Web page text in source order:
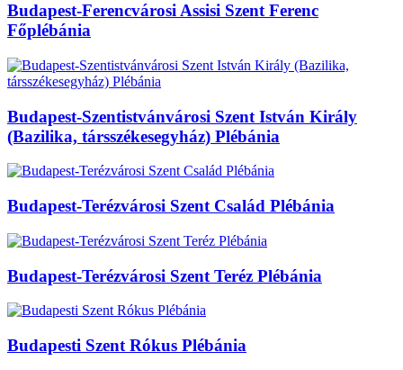
Budapest-Ferencvárosi Assisi Szent Ferenc
Főplébánia
Budapest-Szentistvánvárosi Szent István Király
(Bazilika, társszékesegyház) Plébánia
Budapest-Terézvárosi Szent Család Plébánia
Budapest-Terézvárosi Szent Teréz Plébánia
Budapesti Szent Rókus Plébánia